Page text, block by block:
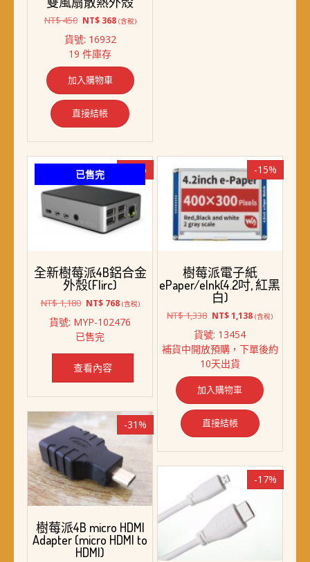
NT$450 原
價
格：
NT$ 450。
NT$368目
價
NT$ 368。
(含稅)
貨號: 16932
19 件庫存
加入購物車
直接結帳
已售完 -35%
全新樹莓派4B鋁合金
外殼(Flirc)
NT$1,180 原
價
格：
NT$ 1,180。
NT$768目
價
NT$ 768。
(含稅)
貨號: MYP-102476
已售完
查看內容
-15%
樹莓派電子紙
ePaper/eInk(4.2吋, 紅黑
白)
NT$1,338 原
價
格：
NT$ 1,338。
NT$1,138目
格：
(含稅)
貨號: 13454
補貨中開放預購，下單後約
10天出貨
加入購物車
直接結帳
-31%
樹莓派4B micro HDMI
Adapter (micro HDMI to
HDMI)
-17%